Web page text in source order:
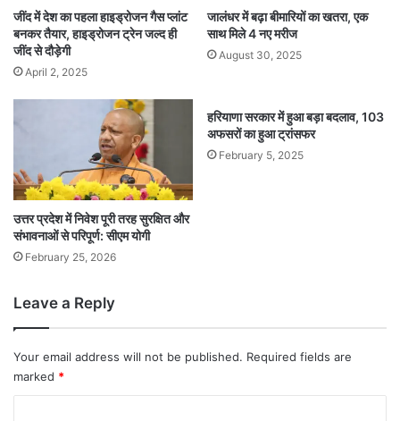
जींद में देश का पहला हाइड्रोजन गैस प्लांट
बनकर तैयार, हाइड्रोजन ट्रेन जल्द ही
जींद से दौड़ेगी
April 2, 2025
जालंधर में बढ़ा बीमारियों का खतरा, एक
साथ मिले 4 नए मरीज
August 30, 2025
उत्तर प्रदेश में निवेश पूरी तरह सुरक्षित और
संभावनाओं से परिपूर्ण: सीएम योगी
February 25, 2026
हरियाणा सरकार में हुआ बड़ा बदलाव, 103
अफसरों का हुआ ट्रांसफर
February 5, 2025
Leave a Reply
Your email address will not be published. Required fields are
marked *